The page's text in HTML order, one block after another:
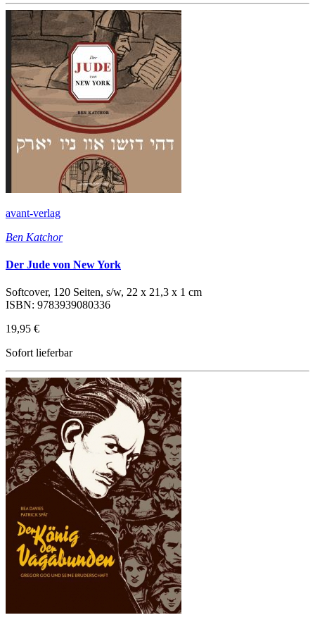
avant-verlag
Ben Katchor
Der Jude von New York
Softcover, 120 Seiten, s/w, 22 x 21,3 x 1 cm
ISBN: 9783939080336
19,95 €
Sofort lieferbar